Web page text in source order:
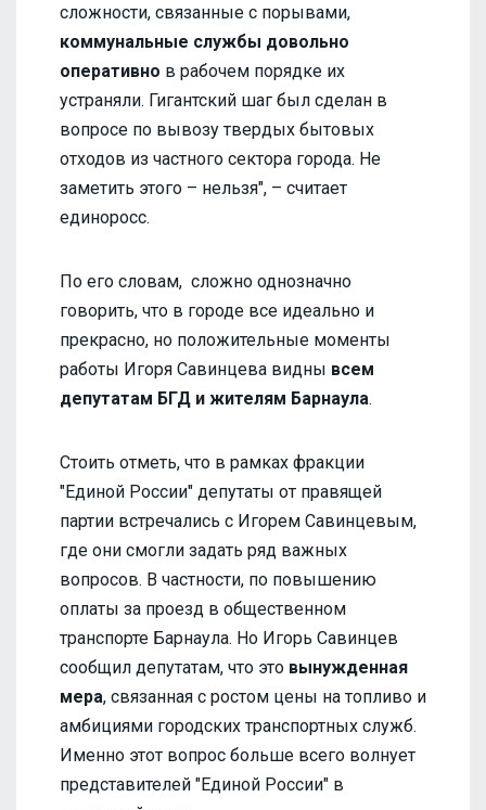
сложности, связанные с порывами,
коммунальные службы довольно
оперативно в рабочем порядке их
устраняли. Гигантский шаг был сделан в
вопросе по вывозу твердых бытовых
отходов из частного сектора города. Не
заметить этого – нельзя", – считает
единоросс.
По его словам, сложно однозначно
говорить, что в городе все идеально и
прекрасно, но положительные моменты
работы Игоря Савинцева видны всем
депутатам БГД и жителям Барнаула.
Стоить отметь, что в рамках фракции
"Единой России" депутаты от правящей
партии встречались с Игорем Савинцевым,
где они смогли задать ряд важных
вопросов. В частности, по повышению
оплаты за проезд в общественном
транспорте Барнаула. Но Игорь Савинцев
сообщил депутатам, что это вынужденная
мера, связанная с ростом цены на топливо и
амбициями городских транспортных служб.
Именно этот вопрос больше всего волнует
представителей "Единой России" в